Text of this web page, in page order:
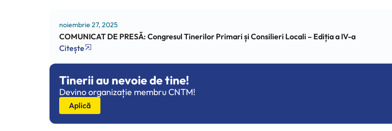
noiembrie 27, 2025
COMUNICAT DE PRESĂ: Congresul Tinerilor Primari și Consilieri Locali – Ediția a IV-a
Citește
Tinerii au nevoie de tine!
Devino organizație membru CNTM!
Aplică